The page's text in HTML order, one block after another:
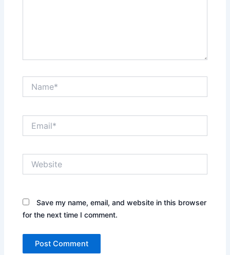
Save my name, email, and website in this browser
for the next time I comment.